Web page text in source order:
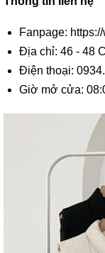
Fanpage:
Địa chỉ: 46 - 48
Điện thoại:
Giờ mở cửa: